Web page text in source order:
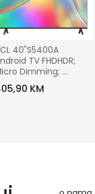
40"S5400A
TV FHDHDR;
Dimming;
AssGoogle Play
Dolby audio;
KM